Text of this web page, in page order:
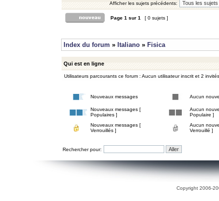
Afficher les sujets précédents:
Page 1 sur 1 [ 0 sujets ]
Index du forum » Italiano » Fisica
Qui est en ligne
Utilisateurs parcourants ce forum : Aucun utilisateur inscrit et 2 invités
Nouveaux messages Aucun
Nouveaux messages [
Populaires ]
Aucun
Populaire ]
Nouveaux messages [
Verrouillés ]
Aucun
Verrouillé ]
Rechercher pour:
Copyright 2006-